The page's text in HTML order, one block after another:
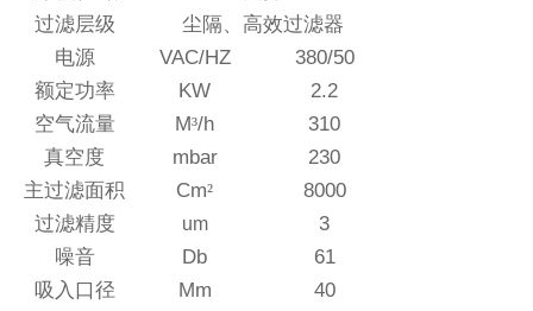
过滤层级
尘隔、高效过滤器
电源
VAC/HZ
380/50
额定功率
KW
2.2
空气流量
M³/h
310
真空度
mbar
230
主过滤面积
Cm²
8000
过滤精度
um
3
噪音
Db
61
吸入口径
Mm
40